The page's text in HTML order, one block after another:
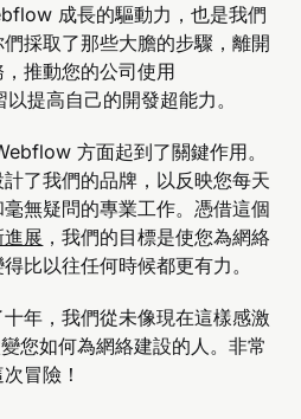
成長的驅動力，也是我們
採取了那些大膽的步驟，離開
推動您的公司使用
提高自己的開發超能力。
方面起到了關鍵作用。
了我們的品牌，以反映您每天
無疑問的專業工作。憑借這個
展 ，我們的目標是使您為網絡
比以往任何時候都更有力。
年，我們從未像現在這樣感激
您如何為網絡建設的人。非常
冒險！